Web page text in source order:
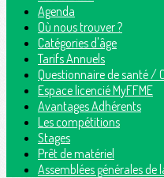
Agenda
Où nous trouver ?
Catégories d'âge
Tarifs Annuels
Questionnaire de santé /
Espace licencié MyFFME
Avantages Adhérents
Les compétitions
Stages
Prêt de matériel
Assemblées générales de